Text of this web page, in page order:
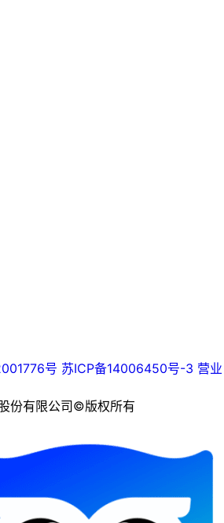
号 苏ICP备14006450号-3 营业
份有限公司©版权所有